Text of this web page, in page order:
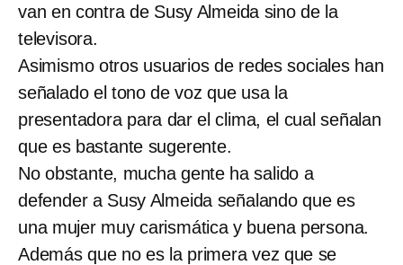
van en contra de Susy Almeida sino de la
televisora.
Asimismo otros usuarios de redes sociales han
señalado el tono de voz que usa la
presentadora para dar el clima, el cual señalan
que es bastante sugerente.
No obstante, mucha gente ha salido a
defender a Susy Almeida señalando que es
una mujer muy carismática y buena persona.
Además que no es la primera vez que se